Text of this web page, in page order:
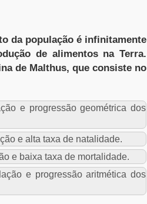
da população é infinitamente
de alimentos na Terra.
de Malthus, que consiste no
e progressão geométrica dos
e alta taxa de natalidade.
e baixa taxa de mortalidade.
e progressão aritmética dos